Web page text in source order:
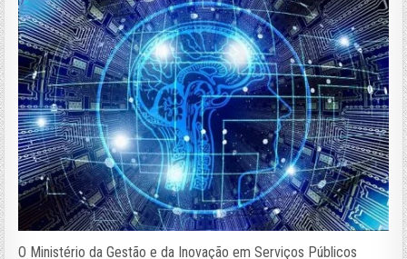
O Ministério da Gestão e da Inovação em Serviços Públicos